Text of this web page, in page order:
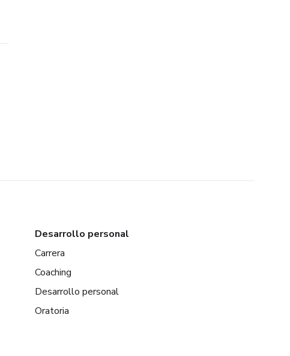
Desarrollo personal
Carrera
Coaching
Desarrollo personal
Oratoria